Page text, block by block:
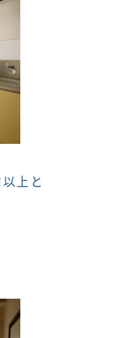
上と